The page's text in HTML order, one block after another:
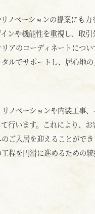
ノベーションの提案にも力
ンや機能性を重視し、取引
アのコーディネートについ
ルでサポートし、居心地
ノベーションや内装工事、
行います。これにより、お
ご入居を迎えることがで
程を円滑に進めるための